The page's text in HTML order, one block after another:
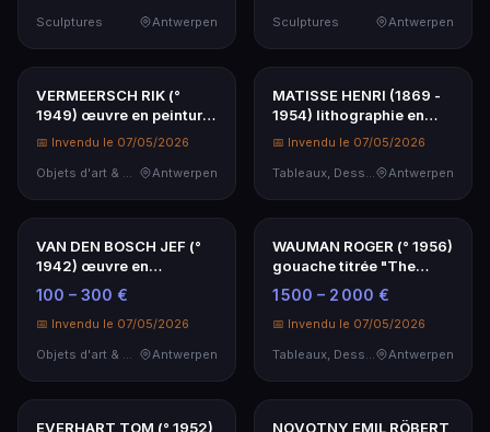
SCHELTIENS ANGELA
sculpture en plâtre
porcelaine avec un bus…
200 – 500 €
SCHELTIENS ANGELA
sculpture en plâtre
porcelaine avec un bus…
200 – 500 €